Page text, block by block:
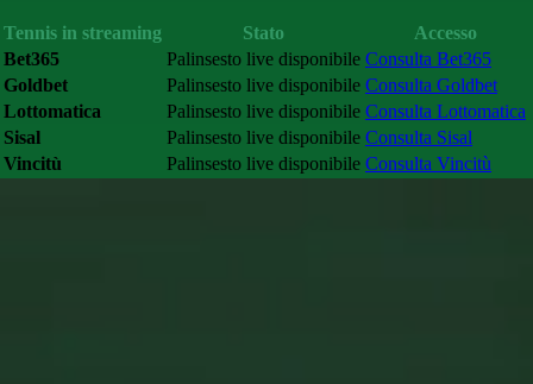
Tennis in streaming Stato
Accesso
Bet365
Palinsesto live disponibile Consulta Bet365
Goldbet
Palinsesto live disponibile Consulta Goldbet
Lottomatica
Palinsesto live disponibile Consulta Lottomatica
Sisal
Palinsesto live disponibile Consulta Sisal
Vincitù
Palinsesto live disponibile Consulta Vincitù